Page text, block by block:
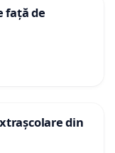
față de
din